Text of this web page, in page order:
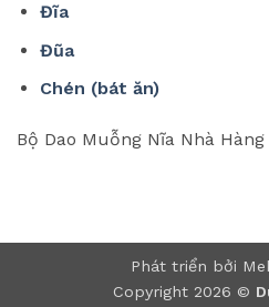
Đĩa
Đũa
Chén (bát ăn)
Bộ Dao Muỗng Nĩa Nhà
Phát triển bởi
Copyright 2026 ©